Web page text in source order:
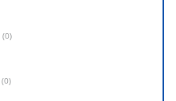
(0)
(0)